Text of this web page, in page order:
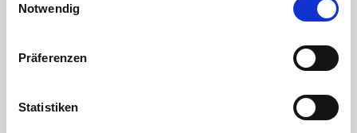
Notwendig
Präferenzen
Statistiken
Email